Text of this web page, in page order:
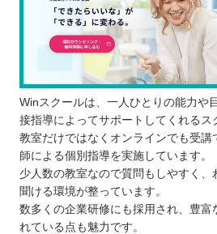
Winスクールは、一人ひとりの能力や
接指導によってサポートしてくれるス
教室だけではなくオンラインでも受講
師による個別指導を実施しています。
少人数の教室なので質問もしやすく、
聞ける環境が整っています。
数多くの企業研修にも採用され、豊富
れている点も魅力です。